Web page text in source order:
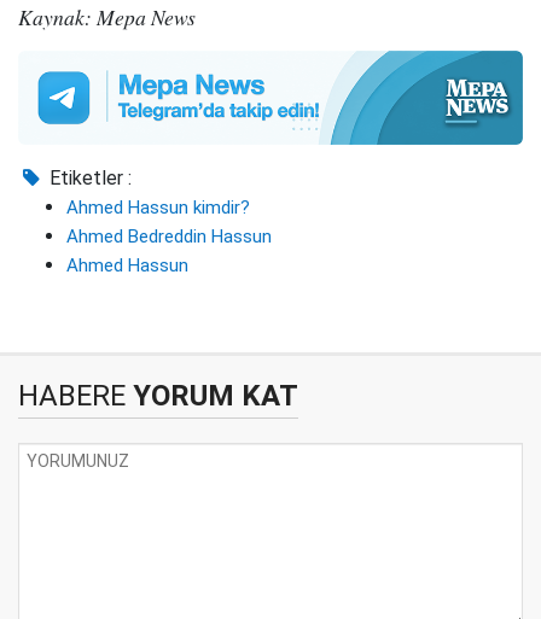
Kaynak: Mepa News
Etiketler :
Ahmed Hassun kimdir?
Ahmed Bedreddin Hassun
Ahmed Hassun
HABERE YORUM KAT